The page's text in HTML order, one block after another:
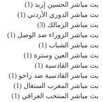
بث مباشر الحسين إربد (1)
بث مباشر الدوري الأردني (1)
بث مباشر الزمالك (3)
بث مباشر الزوراء ضد الوصل (1)
بث مباشر الشباب (1)
بث مباشر العين وسترة (1)
بث مباشر القادسية (1)
بث مباشر القادسية ضد زاخو (1)
بث مباشر المغرب السنغال (1)
بث مباشر المنتخب العراقي (1)